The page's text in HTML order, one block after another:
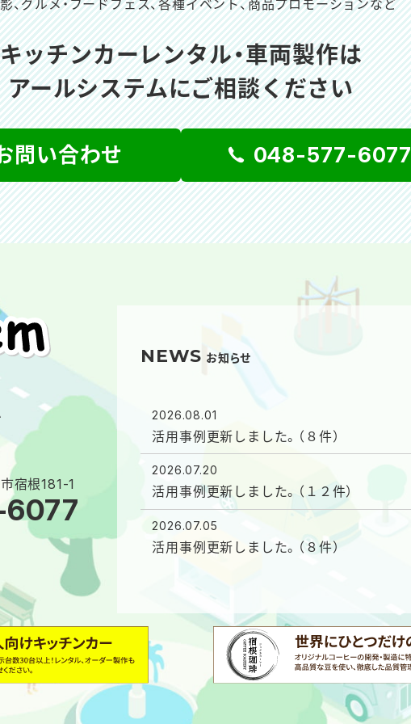
、グルメ・フードフェス、各種イベント、商品プロモーションなど
キッチンカーレンタル・車両製作は
アールシステムにご相談ください
問い合わせ 048-577-6077
宿根181-1
NEWS お知らせ
2026.08.01
活用事例更新しました。（８件）
2026.07.20
活用事例更新しました。（１２件）
2026.07.05
活用事例更新しました。（８件）